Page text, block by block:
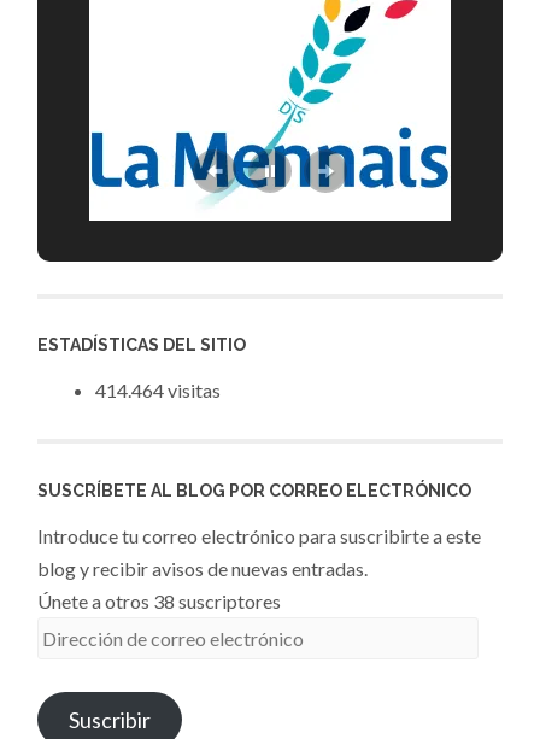
ESTADÍSTICAS DEL SITIO
414.464 visitas
SUSCRÍBETE AL BLOG POR CORREO ELECTRÓNICO
Introduce tu correo electrónico para suscribirte a este
blog y recibir avisos de nuevas entradas.
Únete a otros 38 suscriptores
Dirección
correo
electrónico
Suscribir